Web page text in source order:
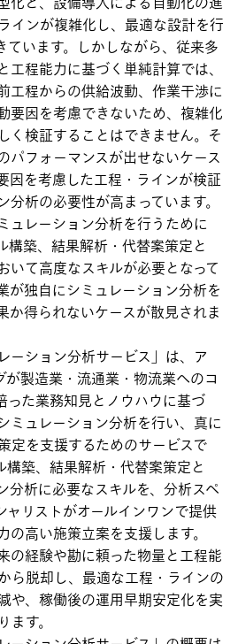
インが複雑化し、最適な設計を行
ています。しかしながら、従来多
工程能力に基づく単純計算では、
工程からの供給波動、作業干渉に
要因を考慮できないため、複雑化
く検証することはできません。そ
パフォーマンスが出せないケース
因を考慮した工程・ラインが検証
析の必要性が高まっています。
ュレーション分析を行うために
構築、結果解析・代替案策定と
いて高度なスキルが必要となって
が独自にシミュレーション分析を
か得られないケースが散見されま
ーション分析サービス」は、ア
が製造業・流通業・物流業へのコ
った業務知見とノウハウに基づ
ミュレーション分析を行い、真に
定を支援するためのサービスで
構築、結果解析・代替案策定と
分析に必要なスキルを、分析スペ
ャリストがオールインワンで提供
高い施策立案を支援します。
の経験や勘に頼った物量と工程能
ら脱却し、最適な工程・ラインの
や、稼働後の運用早期安定化を実
す。